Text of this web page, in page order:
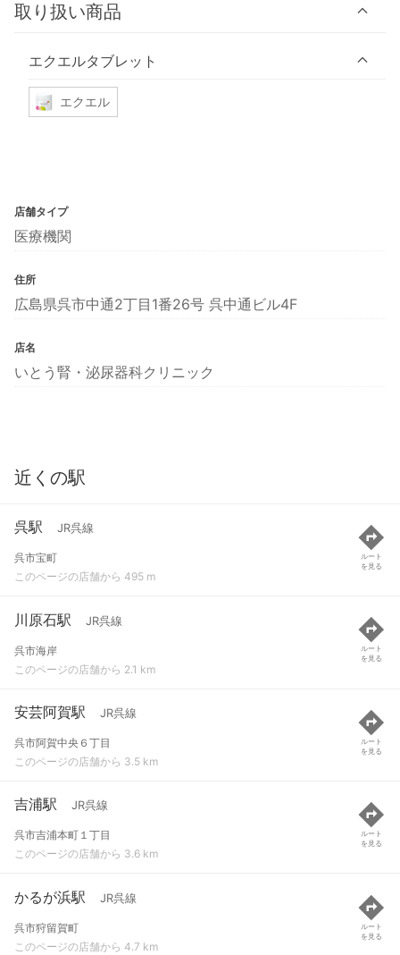
取り扱い商品
エクエルタブレット
エクエル
店舗タイプ
医療機関
住所
広島県呉市中通2丁目1番26号 呉中通ビル4F
店名
いとう腎・泌尿器科クリニック
近くの駅
呉駅 JR呉線
呉市宝町
このページの店舗から 495 m
ルート
を見る
川原石駅 JR呉線
呉市海岸
このページの店舗から 2.1 km
ルート
を見る
安芸阿賀駅 JR呉線
呉市阿賀中央６丁目
このページの店舗から 3.5 km
ルート
を見る
吉浦駅 JR呉線
呉市吉浦本町１丁目
このページの店舗から 3.6 km
ルート
を見る
かるが浜駅 JR呉線
呉市狩留賀町
このページの店舗から 4.7 km
ルート
を見る